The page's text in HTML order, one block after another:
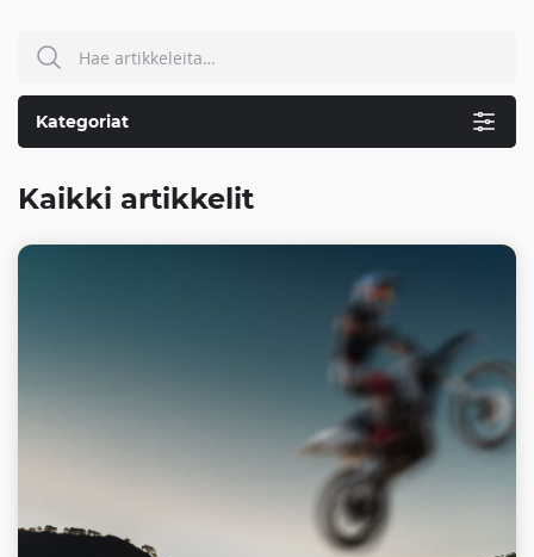
Hae HAE
Kategoriat
Kaikki artikkelit